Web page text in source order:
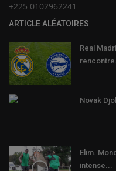
+225 0102962241
ARTICLE ALÉATOIRES
Real
Novak
Elim.
intense...